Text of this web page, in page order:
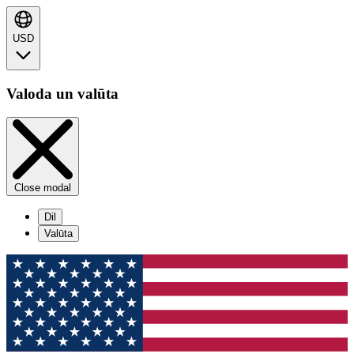
USD
Valoda un valūta
Close modal
Dil
Valūta